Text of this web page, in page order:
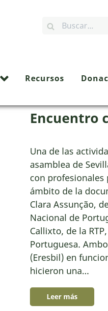
Recursos
Encuentro
Una de las
asamblea de
con profesionales
ámbito de la
Clara Assunção,
Nacional de
Callixto, de la
Portuguesa.
(Eresbil) en
hicieron una…
Leer más